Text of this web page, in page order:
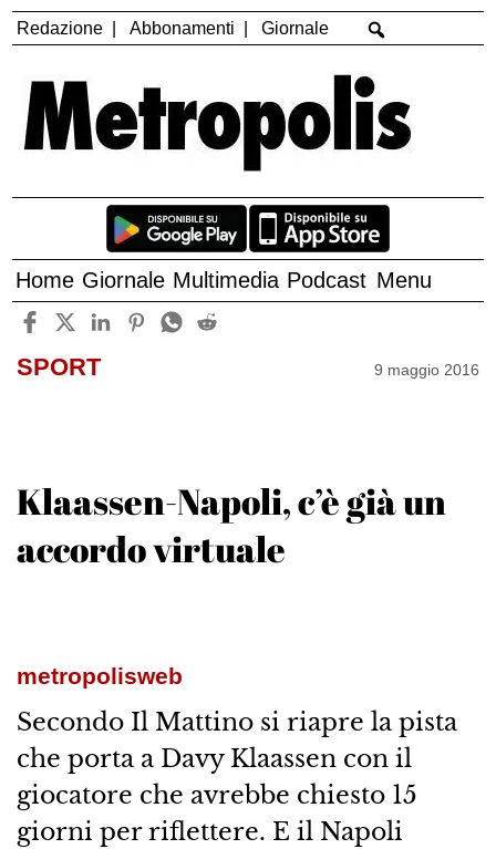
Redazione Abbonamenti Giornale
Home Giornale Multimedia Podcast Menu
SPORT 9 maggio 2016
Klaassen-Napoli, c’è già un
accordo virtuale
metropolisweb
Secondo Il Mattino si riapre la pista
che porta a Davy Klaassen con il
giocatore che avrebbe chiesto 15
giorni per riflettere. E il Napoli